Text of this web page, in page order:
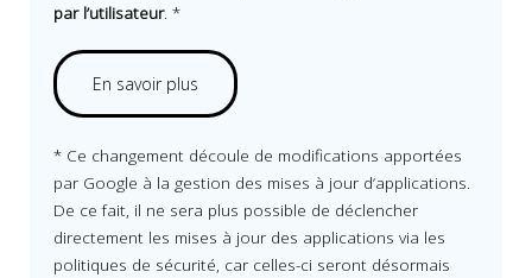
par l’utilisateur. *
En savoir plus
* Ce changement découle de modifications apportées
par Google à la gestion des mises à jour d’applications.
De ce fait, il ne sera plus possible de déclencher
directement les mises à jour des applications via les
politiques de sécurité, car celles-ci seront désormais